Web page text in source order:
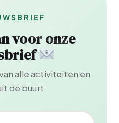
voor onze
alle activiteiten en
de buurt.